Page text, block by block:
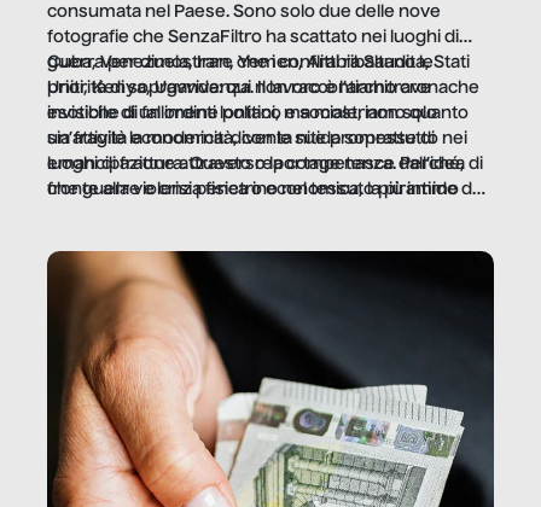
consumata nel Paese. Sono solo due delle nove
fotografie che SenzaFiltro ha scattato nei luoghi di
guerra per dimostrare che i conflitti ribaltano le
priorità di sopravvivenza. Il lavoro è l’architrave
invisibile di un ordine politico e sociale, non solo
un’attività economica: diventa nitida soprattutto nei
luoghi di frattura. Questo reportage nasce dall’idea
che guerre e crisi penetrino nel tessuto più intimo
Cuba, Venezuela, Iran, Yemen, Arabia Saudita, Stati
Uniti, Kenya, Uganda: qui non raccontiamo cronache
esotiche di fallimenti lontani, ma mostriamo quanto
sia fragile la modernità, con le sue promesse di
emancipazione attraverso la competenza. Perché, di
fronte alla violenza fisica o economica, la piramide del